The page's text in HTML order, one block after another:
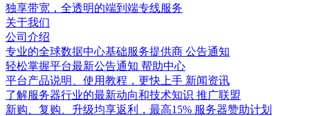
独享带宽，全透明的端到端专线服务
关于我们
公司介绍
专业的全球数据中心基础服务提供商 公告通知
轻松掌握平台最新公告通知 帮助中心
平台产品说明、使用教程，更快上手 新闻资讯
了解服务器行业的最新动向和技术知识 推广联盟
新购、复购、升级均享返利，最高15% 服务器赞助计划